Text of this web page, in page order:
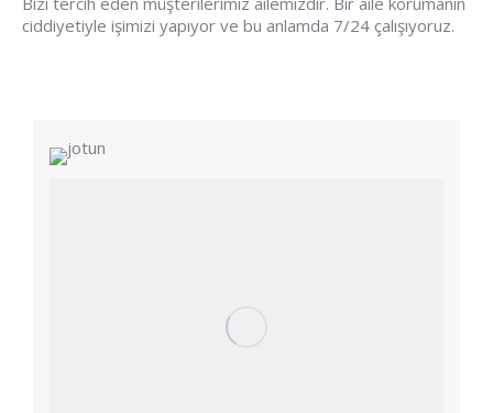
ciddiyetiyle işimizi yapıyor ve bu anlamda 7/24 çalışıyoruz.